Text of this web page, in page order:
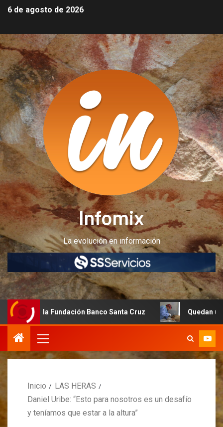
6 de agosto de 2026
Infomix
La evolución en información
Fundación Banco Santa Cruz Quedan últimos cupos
Inicio
LAS HERAS
Daniel Uribe: “Esto para nosotros es un desafío
y teníamos que estar a la altura”